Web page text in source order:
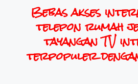
Bebas akses
telepon rumah
tayangan TV
terpopuler